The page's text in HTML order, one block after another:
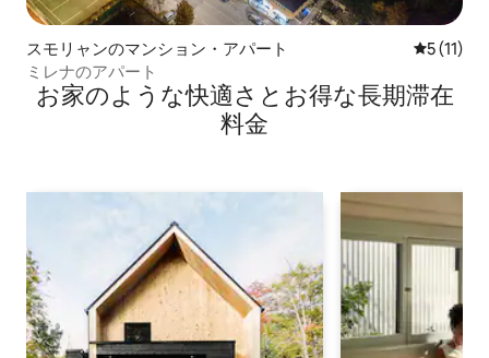
スモリャンのマンション・アパート レビュー
5 (11)
ミレナのアパート
お家のような快⁠適⁠さ⁠とお⁠得⁠な長⁠期⁠滞⁠在
料⁠金